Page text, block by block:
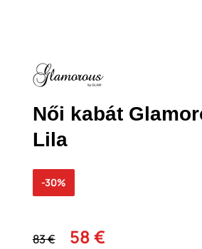
Női kabát
Lila
83 € 58 €
-30%